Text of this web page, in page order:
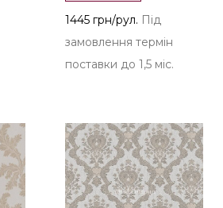
1445 грн/рул. Під
замовлення термін
поставки до 1,5 міс.